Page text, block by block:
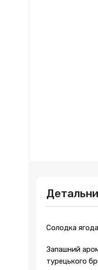
Солодка
Запашний
турецького